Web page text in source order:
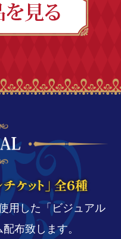
用した「ビジュアル
布致します。